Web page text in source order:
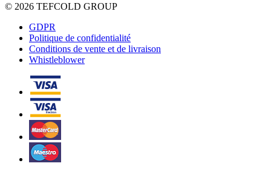
© 2026 TEFCOLD GROUP
GDPR
Politique de confidentialité
Conditions de vente et de livraison
Whistleblower